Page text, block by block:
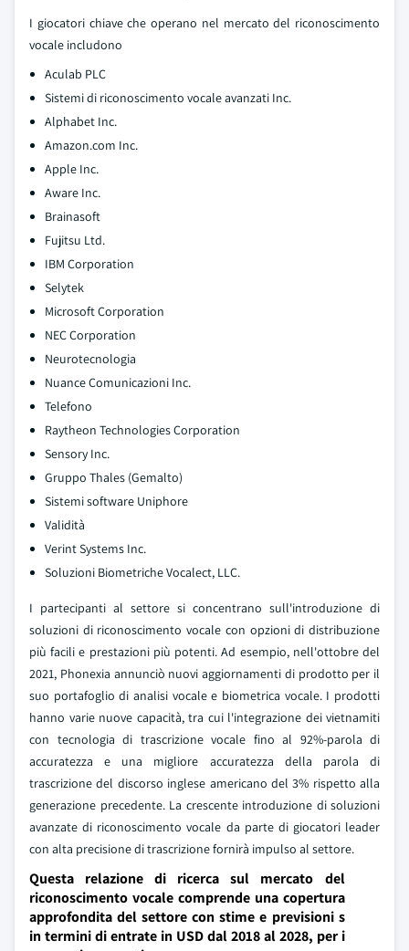
I giocatori chiave che operano nel mercato del riconoscimento
vocale includono
Aculab PLC
Sistemi di riconoscimento vocale avanzati Inc.
Alphabet Inc.
Amazon.com Inc.
Apple Inc.
Aware Inc.
Brainasoft
Fujitsu Ltd.
IBM Corporation
Selytek
Microsoft Corporation
NEC Corporation
Neurotecnologia
Nuance Comunicazioni Inc.
Telefono
Raytheon Technologies Corporation
Sensory Inc.
Gruppo Thales (Gemalto)
Sistemi software Uniphore
Validità
Verint Systems Inc.
Soluzioni Biometriche Vocalect, LLC.
I partecipanti al settore si concentrano sull'introduzione di
soluzioni di riconoscimento vocale con opzioni di distribuzione
più facili e prestazioni più potenti. Ad esempio, nell'ottobre del
2021, Phonexia annunciò nuovi aggiornamenti di prodotto per il
suo portafoglio di analisi vocale e biometrica vocale. I prodotti
hanno varie nuove capacità, tra cui l'integrazione dei vietnamiti
con tecnologia di trascrizione vocale fino al 92%-parola di
accuratezza e una migliore accuratezza della parola di
trascrizione del discorso inglese americano del 3% rispetto alla
generazione precedente. La crescente introduzione di soluzioni
avanzate di riconoscimento vocale da parte di giocatori leader
con alta precisione di trascrizione fornirà impulso al settore.
Questa relazione di ricerca sul mercato del
riconoscimento vocale comprende una copertura
approfondita del settore con stime e previsioni s
in termini di entrate in USD dal 2018 al 2028, per i